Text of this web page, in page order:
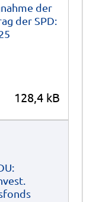
der
der SPD:
128,4 kB